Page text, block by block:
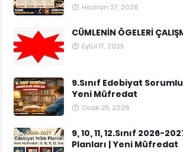
Haziran 27, 2026
CÜMLENİN ÖGELERİ
Eylül 17, 2025
9.Sınıf Edebiyat
Yeni Müfredat
Ocak 25, 2026
9, 10, 11, 12.Sınıf 2026-
Planları | Yeni Müfredat